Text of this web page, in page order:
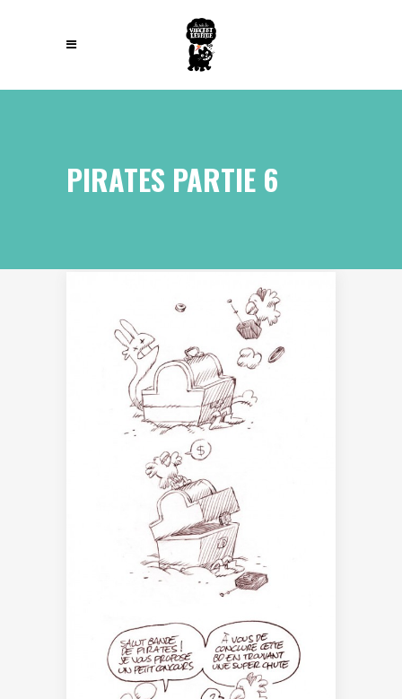
PIRATES PARTIE 6